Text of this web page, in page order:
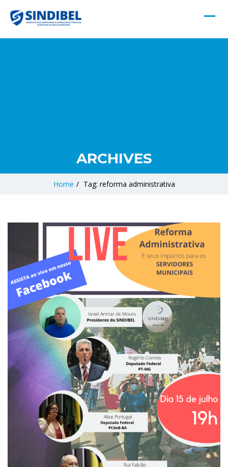
ARCHIVES
Home / Tag: reforma administrativa